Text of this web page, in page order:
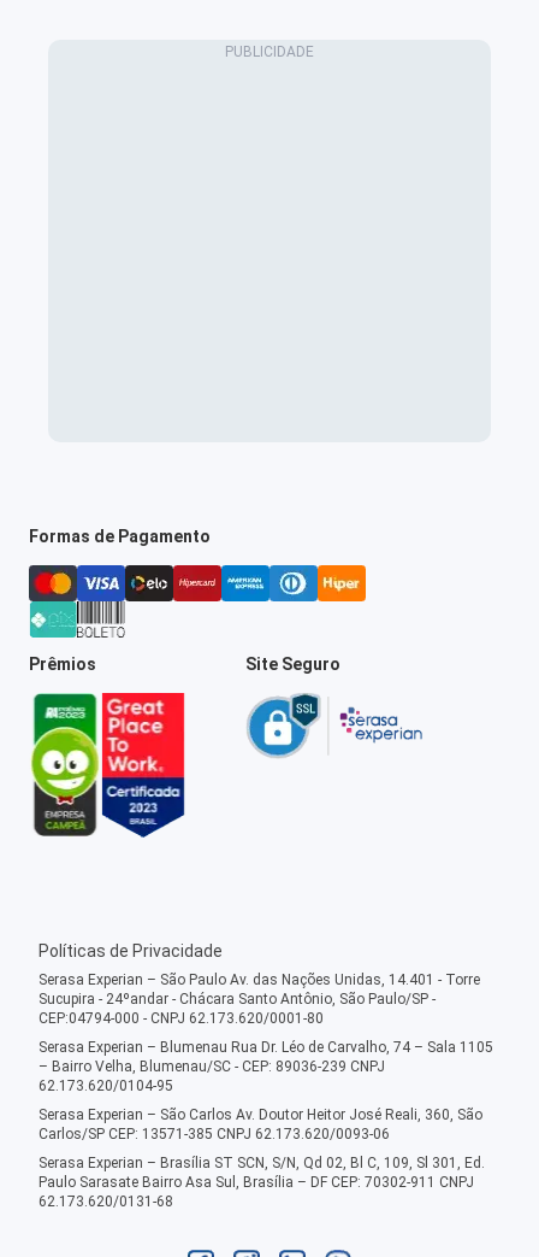
Formas de Pagamento
Prêmios Site Seguro
Políticas de Privacidade
Serasa Experian – São Paulo Av. das Nações Unidas, 14.401 - Torre
Sucupira - 24ºandar - Chácara Santo Antônio, São Paulo/SP -
CEP:04794-000 - CNPJ 62.173.620/0001-80
Serasa Experian – Blumenau Rua Dr. Léo de Carvalho, 74 – Sala 1105
– Bairro Velha, Blumenau/SC - CEP: 89036-239 CNPJ
62.173.620/0104-95
Serasa Experian – São Carlos Av. Doutor Heitor José Reali, 360, São
Carlos/SP CEP: 13571-385 CNPJ 62.173.620/0093-06
Serasa Experian – Brasília ST SCN, S/N, Qd 02, Bl C, 109, Sl 301, Ed.
Paulo Sarasate Bairro Asa Sul, Brasília – DF CEP: 70302-911 CNPJ
62.173.620/0131-68